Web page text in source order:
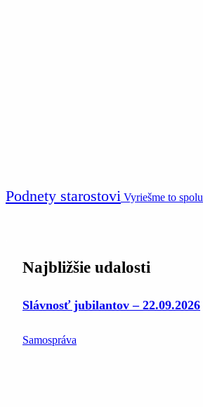
Podnety starostovi Vyriešme to spolu
Najbližšie udalosti
Slávnosť jubilantov – 22.09.2026
Samospráva